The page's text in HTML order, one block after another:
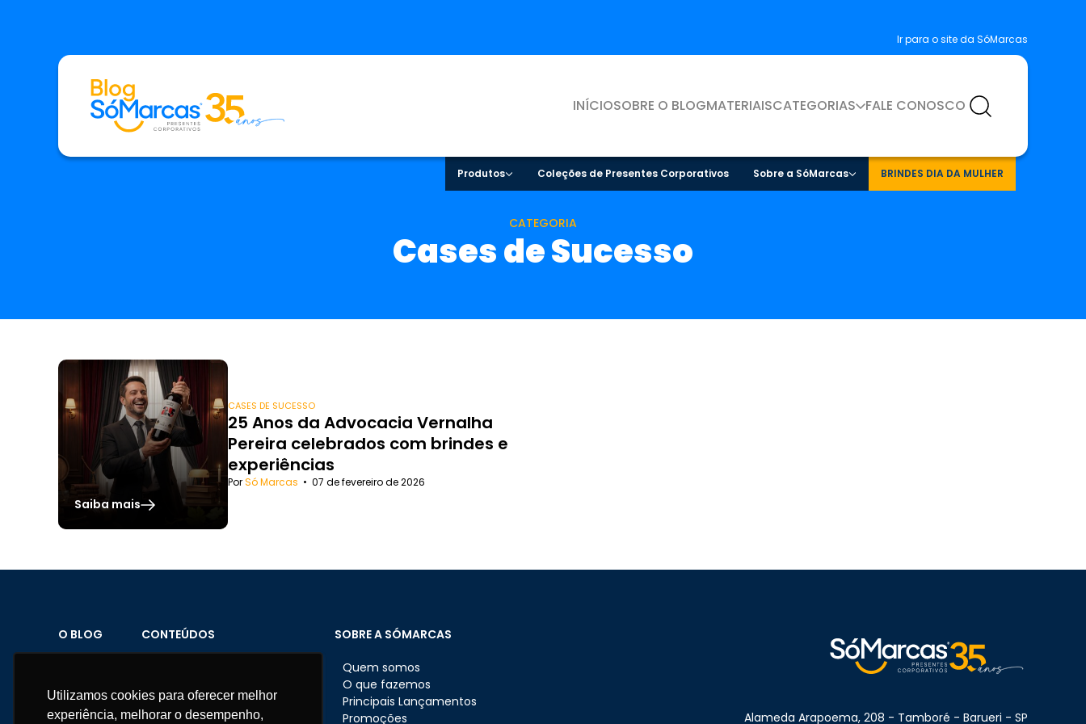
Utilizamos cookies para oferecer melhor
experiência, melhorar o desempenho,
Ir para o site da SóMarcas
INÍCIOSOBRE O BLOGMATERIAISCATEGORIAS FALE CONOSCO
Produtos Coleções de Presentes Corporativos Sobre a SóMarcas BRINDES DIA DA MULHER
CATEGORIA
Cases de Sucesso
Saiba mais
CASES DE SUCESSO
25 Anos da Advocacia Vernalha
Pereira celebrados com brindes e
experiências
PorSó Marcas • 07 de fevereiro de 2026
O BLOG
Materiais
Fale conosco
CONTEÚDOS
Feriados
Dicas e ações nas empresas
SOBRE A SÓMARCAS
Quem somos
O que fazemos
Principais Lançamentos
Promoções
Alameda Arapoema, 208 - Tamboré - Barueri - SP